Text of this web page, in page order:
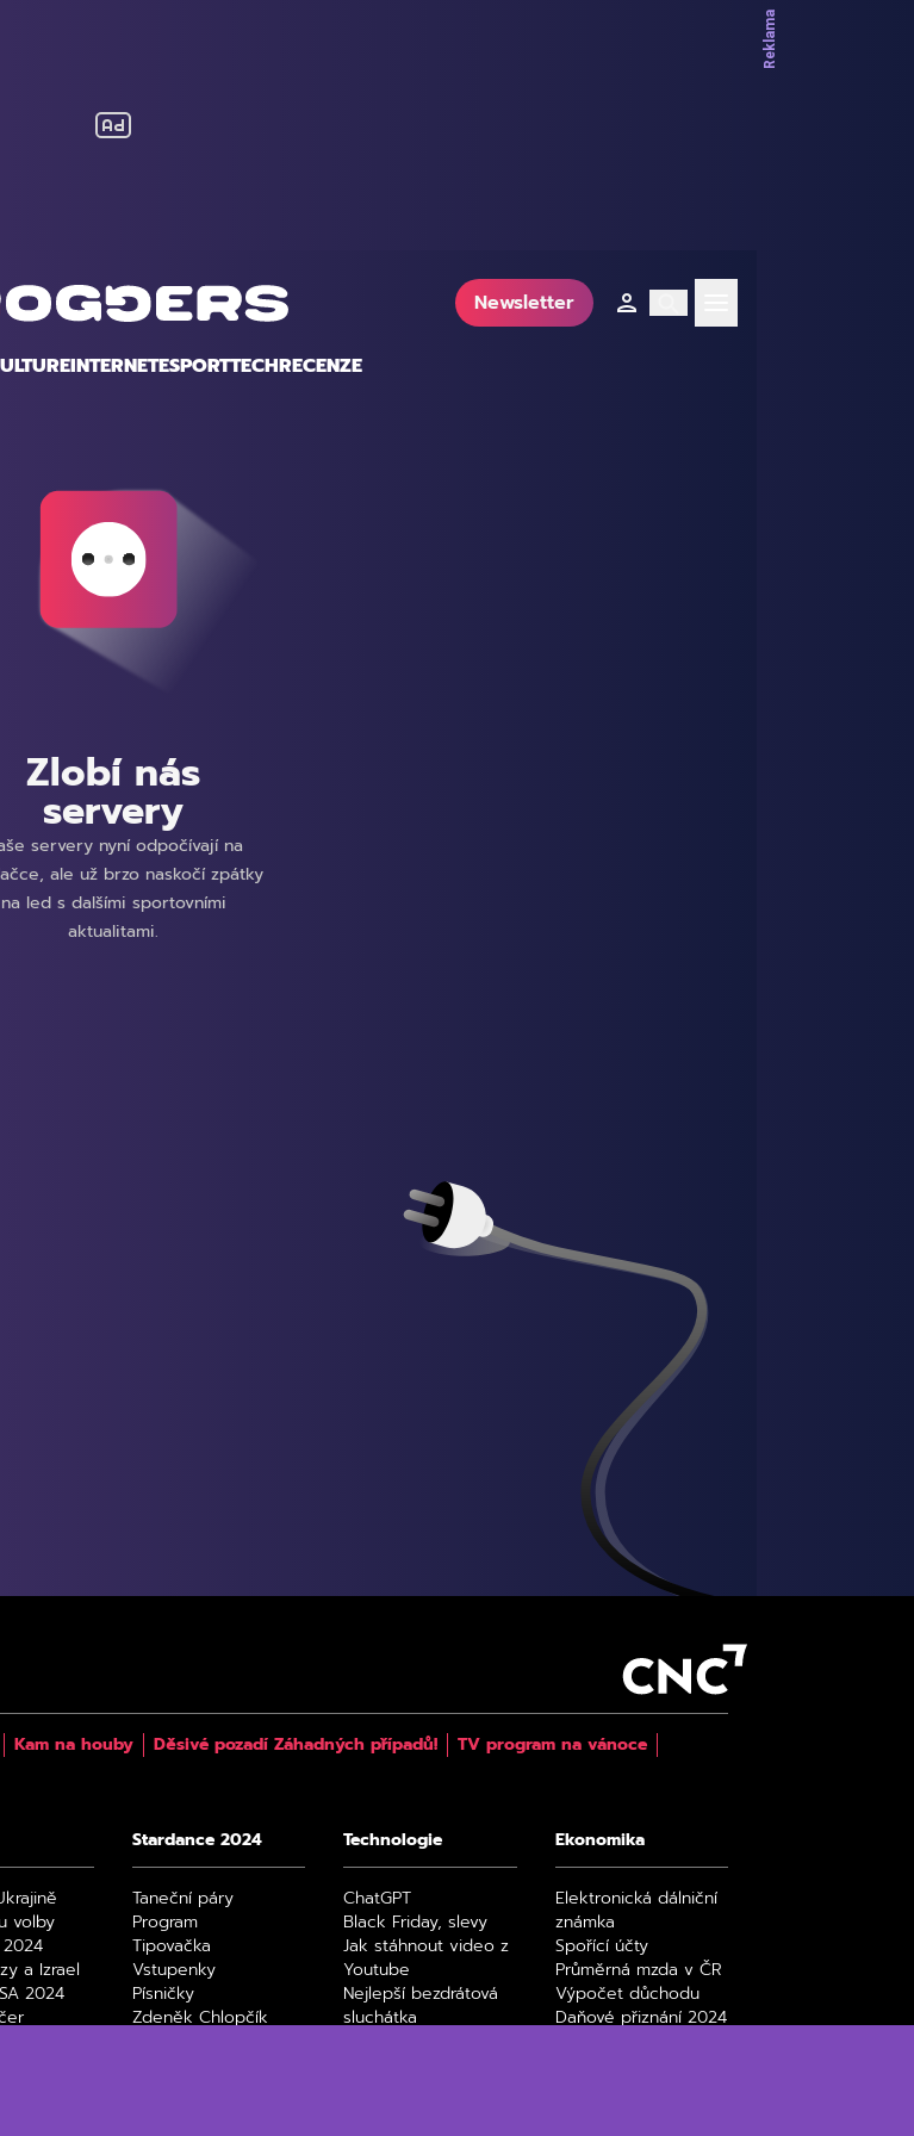
Newsletter
INTERNETESPORTTECHRECENZE
Zlobí nás
servery
servery nyní odpočívají na
ale už brzo naskočí zpátky
na led s dalšími sportovními
aktualitami.
Kam na houby Děsivé pozadí Záhadných případů!
TV program na vánoce
volby
a Izrael
2024
Stardance 2024
Taneční páry
Program
Tipovačka
Vstupenky
Písničky
Zdeněk Chlopčík
Technologie
ChatGPT
Black Friday, slevy
Jak stáhnout video z
Youtube
Nejlepší bezdrátová
sluchátka
Ekonomika
Elektronická dálniční
známka
Spořící účty
Průměrná mzda v ČR
Výpočet důchodu
Daňové přiznání 2024